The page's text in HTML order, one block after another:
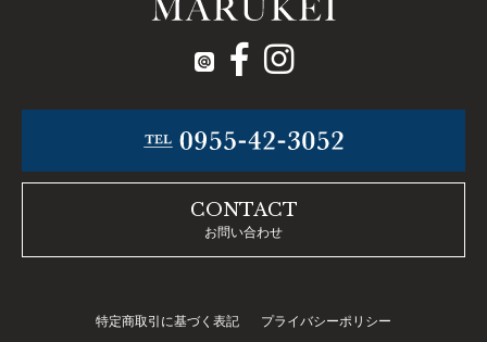
CONTACT
お問い合わせ
特定商取引に基づく表記 プライバシーポリシー